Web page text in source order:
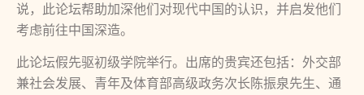
说，此论坛帮助加深他们对现代中国的认识，并启发他们
考虑前往中国深造。
此论坛假先驱初级学院举行。出席的贵宾还包括：外交部
兼社会发展、青年及体育部高级政务次长陈振泉先生、通